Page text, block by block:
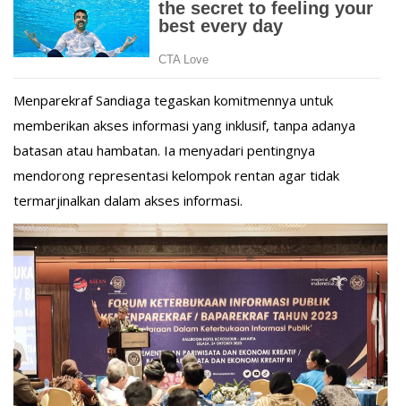
Menparekraf Sandiaga tegaskan komitmennya untuk
memberikan akses informasi yang inklusif, tanpa adanya
batasan atau hambatan. Ia menyadari pentingnya
mendorong representasi kelompok rentan agar tidak
termarjinalkan dalam akses informasi.